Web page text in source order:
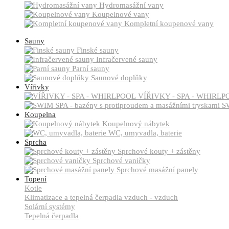
Hydromasážní vany
Koupelnové vany
Kompletní koupenové vany
Sauny
Finské sauny
Infračervené sauny
Parní sauny
Saunové doplňky
Vířivky
VÍŘIVKY - SPA -
Koupelna
Koupelnový nábytek
WC, umyvadla, baterie
Sprcha
Sprchové kouty + zástěny
Sprchové vaničky
Sprchové masážní panely
Topení
Kotle
Klimatizace a tepelná čerpadla vzduch - vzduch
Solární systémy
Tepelná čerpadla